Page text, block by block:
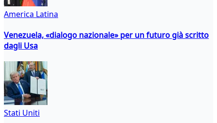
America Latina
Venezuela, «dialogo nazionale» per un futuro già scritto
dagli Usa
Stati Uniti